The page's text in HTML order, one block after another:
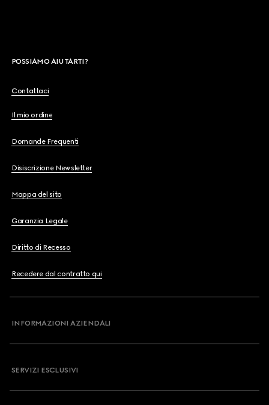
POSSIAMO AIUTARTI?
Contattaci
Il mio ordine
Domande Frequenti
Disiscrizione Newsletter
Mappa del sito
Garanzia Legale
Diritto di Recesso
Recedere dal contratto qui
INFORMAZIONI AZIENDALI
SERVIZI ESCLUSIVI